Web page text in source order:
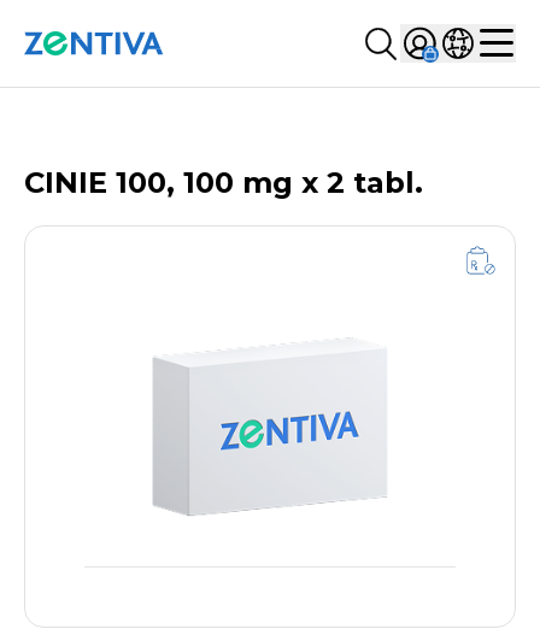
Szukaj...
Sign inWybierz
CINIE 100, 100 mg x 2 tabl.